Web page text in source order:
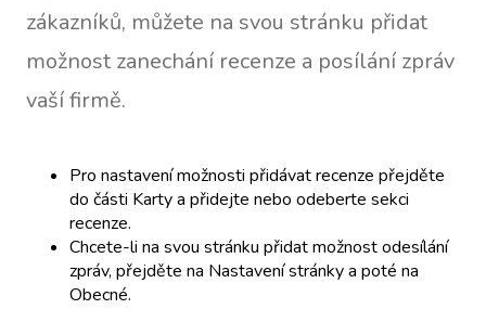
zákazníků, můžete na svou stránku přidat
možnost zanechání recenze a posílání zpráv
vaší firmě.
Pro nastavení možnosti přidávat recenze přejděte
do části Karty a přidejte nebo odeberte sekci
recenze.
Chcete-li na svou stránku přidat možnost odesílání
zpráv, přejděte na Nastavení stránky a poté na
Obecné.